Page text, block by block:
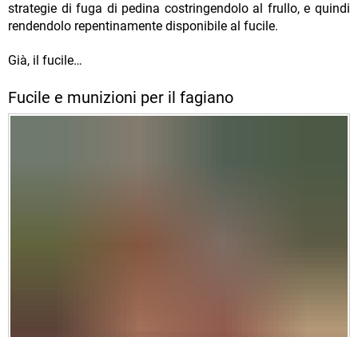
strategie di fuga di pedina costringendolo al frullo, e quindi
rendendolo repentinamente disponibile al fucile.
Già, il fucile…
Fucile e munizioni per il fagiano